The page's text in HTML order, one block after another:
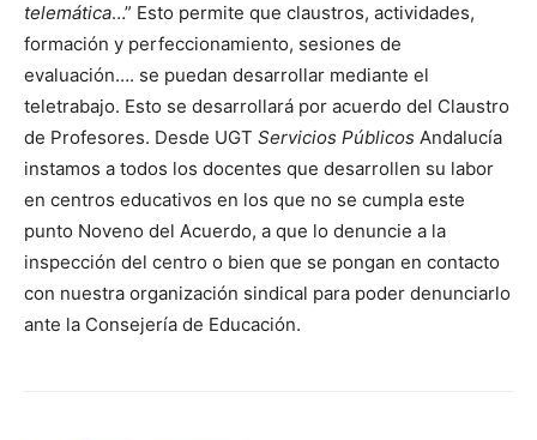
telemática…” Esto permite que claustros, actividades,
formación y perfeccionamiento, sesiones de
evaluación…. se puedan desarrollar mediante el
teletrabajo. Esto se desarrollará por acuerdo del Claustro
de Profesores. Desde UGT Servicios Públicos Andalucía
instamos a todos los docentes que desarrollen su labor
en centros educativos en los que no se cumpla este
punto Noveno del Acuerdo, a que lo denuncie a la
inspección del centro o bien que se pongan en contacto
con nuestra organización sindical para poder denunciarlo
ante la Consejería de Educación.